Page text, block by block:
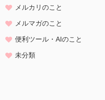
メルカリのこと
メルマガのこと
便利ツール・AIのこと
未分類